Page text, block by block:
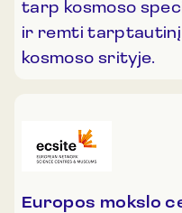
tarp kosmoso
ir remti tarptautinį
kosmoso srityje.
Europos mokslo